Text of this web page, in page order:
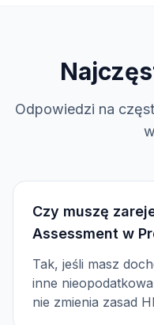
Odpowiedzi na
Czy muszę
Assessment w
Tak, jeśli masz
inne
nie zmienia zasad